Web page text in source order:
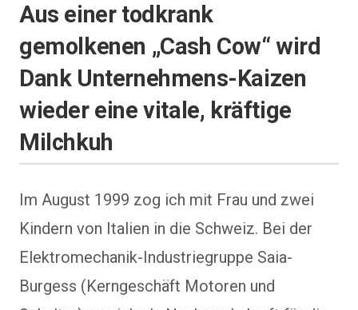
Aus einer todkrank
gemolkenen „Cash Cow“ wird
Dank Unternehmens-Kaizen
wieder eine vitale, kräftige
Milchkuh
Im August 1999 zog ich mit Frau und zwei
Kindern von Italien in die Schweiz. Bei der
Elektromechanik-Industriegruppe Saia-
Burgess (Kerngeschäft Motoren und